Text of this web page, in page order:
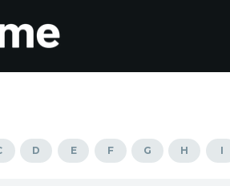
D E F G H I